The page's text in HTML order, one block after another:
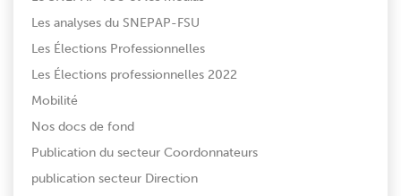
Les analyses du SNEPAP-FSU
Les Élections Professionnelles
Les Élections professionnelles 2022
Mobilité
Nos docs de fond
Publication du secteur Coordonnateurs
publication secteur Direction